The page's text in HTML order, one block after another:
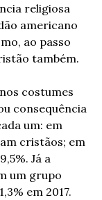
religiosa
americano
ao passo
também.
costumes
consequência
um: em
cristãos; em
Já a
um grupo
em 2017.